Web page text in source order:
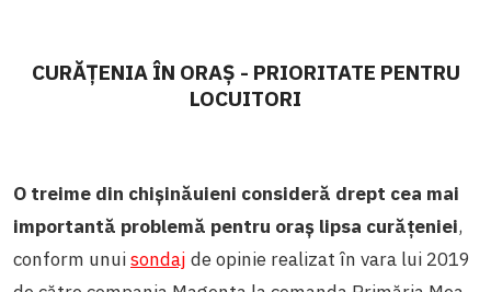
CURĂȚENIA ÎN ORAȘ - PRIORITATE PENTRU
LOCUITORI
O treime din chișinăuieni consideră drept cea mai
importantă problemă pentru oraș lipsa curățeniei,
conform unuisondaj de opinie realizat în vara lui 2019